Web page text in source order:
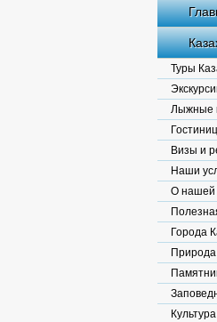
Туры
Лыжные
Визы и
Наши
О нашей
Города